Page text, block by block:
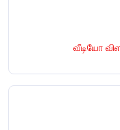
வீடியோ